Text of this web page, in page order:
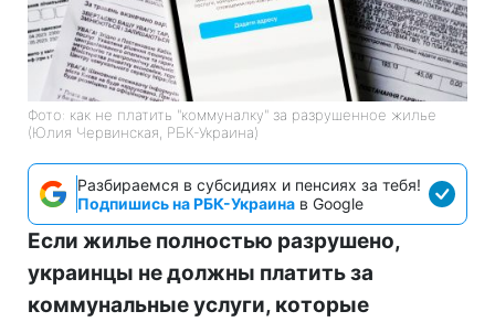
Фото: как не платить "коммуналку" за разрушенное жилье
(Юлия Червинская, РБК-Украина)
Разбираемся в субсидиях и пенсиях за тебя!
Подпишись на РБК-Украина в Google
Если жилье полностью разрушено,
украинцы не должны платить за
коммунальные услуги, которые